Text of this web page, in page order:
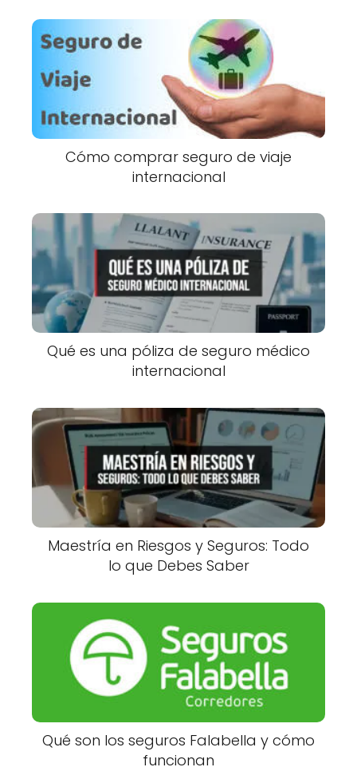
Cómo comprar seguro de viaje
internacional
Qué es una póliza de seguro médico
internacional
Maestría en Riesgos y Seguros: Todo
lo que Debes Saber
Qué son los seguros Falabella y cómo
funcionan